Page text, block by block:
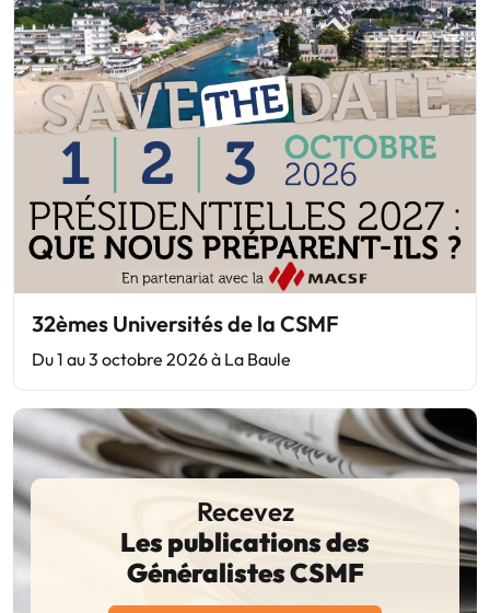
32èmes Universités de la CSMF
Du 1 au 3 octobre 2026 à La Baule
Recevez
Les publications des
Généralistes CSMF